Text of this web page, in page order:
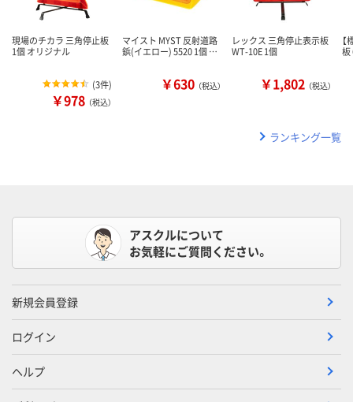
現場のチカラ 三角停止板
1個 オリジナル
(3件)
￥978 （税込）
マイスト MYST 反射道路
鋲(イエロー) 5520 1個 …
￥630 （税込）
レックス 三角停止表示板
WT-10E 1個
￥1,802 （税込）
板
ランキング一覧
アスクルについて
お気軽にご質問ください。
新規会員登録
ログイン
ヘルプ